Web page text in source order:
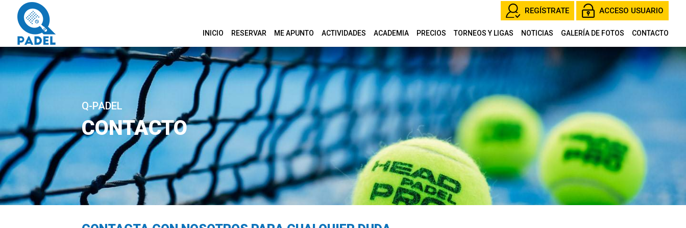
REGÍSTRATE ACCESO USUARIO
INICIO RESERVAR ME APUNTO ACTIVIDADES ACADEMIA PRECIOS TORNEOS Y LIGAS NOTICIAS GALERÍA DE FOTOS CONTACTO
Q-PADEL
CONTACTO